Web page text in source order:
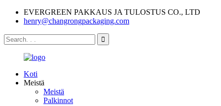
EVERGREEN PAKKAUS JA TULOSTUS CO., LTD
henry@changrongpackaging.com
Koti
Meistä
Meistä
Palkinnot